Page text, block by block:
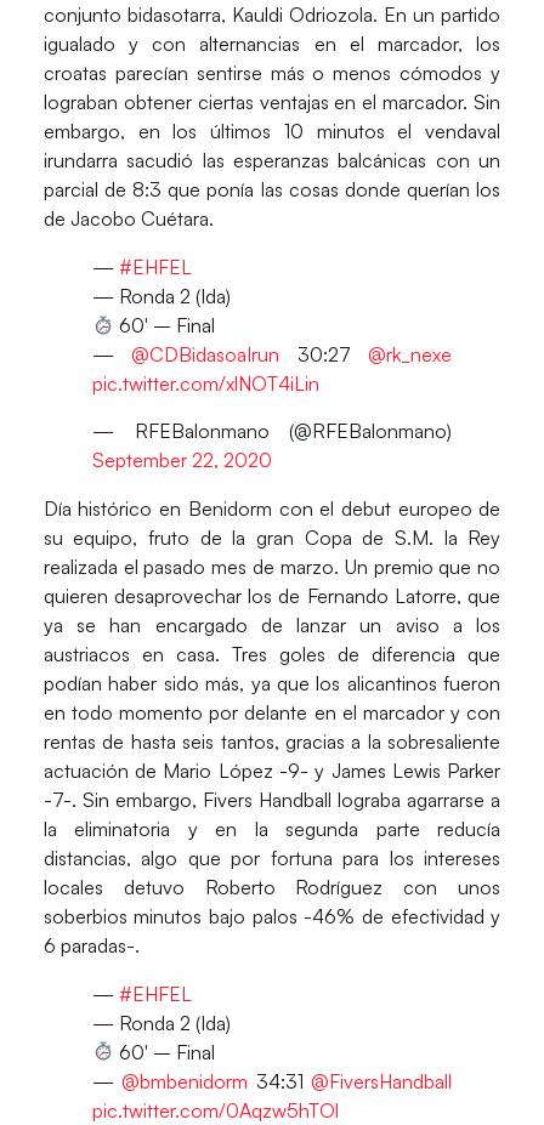
conjunto bidasotarra, Kauldi Odriozola. En un partido
igualado y con alternancias en el marcador, los
croatas parecían sentirse más o menos cómodos y
lograban obtener ciertas ventajas en el marcador. Sin
embargo, en los últimos 10 minutos el vendaval
irundarra sacudió las esperanzas balcánicas con un
parcial de 8:3 que ponía las cosas donde querían los
de Jacobo Cuétara.
— #EHFEL
— Ronda 2 (Ida)
60′ – Final
—@CDBidasoaIrun 30:27@rk_nexe
pic.twitter.com/xlNOT4iLin
— RFEBalonmano (@RFEBalonmano)
September 22, 2020
Día histórico en Benidorm con el debut europeo de
su equipo, fruto de la gran Copa de S.M. la Rey
realizada el pasado mes de marzo. Un premio que no
quieren desaprovechar los de Fernando Latorre, que
ya se han encargado de lanzar un aviso a los
austriacos en casa. Tres goles de diferencia que
podían haber sido más, ya que los alicantinos fueron
en todo momento por delante en el marcador y con
rentas de hasta seis tantos, gracias a la sobresaliente
actuación de Mario López -9- y James Lewis Parker
-7-. Sin embargo, Fivers Handball lograba agarrarse a
la eliminatoria y en la segunda parte reducía
distancias, algo que por fortuna para los intereses
locales detuvo Roberto Rodríguez con unos
soberbios minutos bajo palos -46% de efectividad y
6 paradas-.
— #EHFEL
— Ronda 2 (Ida)
60′ – Final
—@bmbenidorm 34:31@FiversHandball
pic.twitter.com/0Aqzw5hTOl